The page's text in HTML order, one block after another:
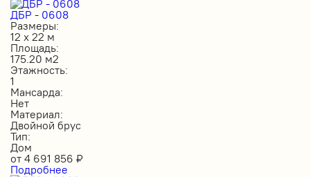
ДБР - 0608
Размеры:
12 х 22 м
Площадь:
175.20 м2
Этажность:
1
Мансарда:
Нет
Материал:
Двойной брус
Тип:
Дом
от 4 691 856 ₽
Подробнее